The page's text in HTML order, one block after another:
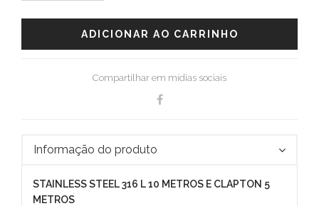
ADICIONAR AO CARRINHO
Compartilhar em mídias sociais
Informação do produto
STAINLESS STEEL 316 L 10 METROS E CLAPTON 5
METROS